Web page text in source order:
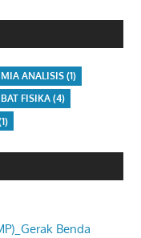
ANALISIS(1)
FISIKA(4)
Benda